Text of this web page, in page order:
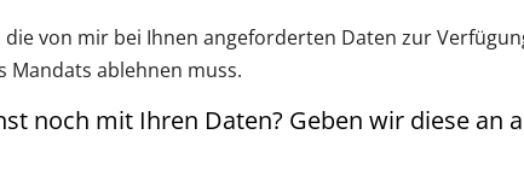
von mir bei Ihnen angeforderten Daten zur
Mandats ablehnen muss.
noch mit Ihren Daten? Geben wir diese an